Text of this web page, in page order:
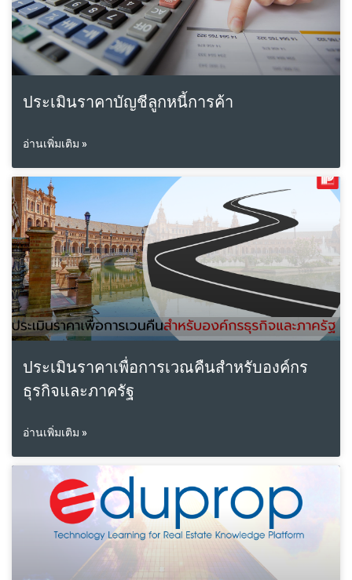
ประเมินราคาบัญชีลูกหนี้การค้า
อ่านเพิ่มเติม »
ประเมินราคาเพื่อการเวณคืนสำหรับองค์กร
ธุรกิจและภาครัฐ
อ่านเพิ่มเติม »